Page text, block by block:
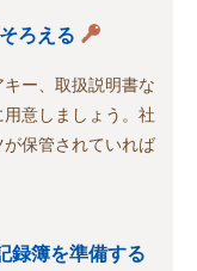
ろえる
ー、取扱説明書な
意しましょう。社
保管されていれば
録簿を準備する